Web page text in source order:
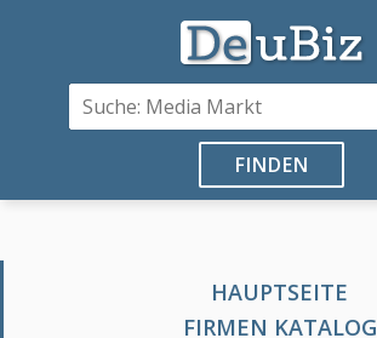
FINDEN
HAUPTSEITE
FIRMEN KATALOG